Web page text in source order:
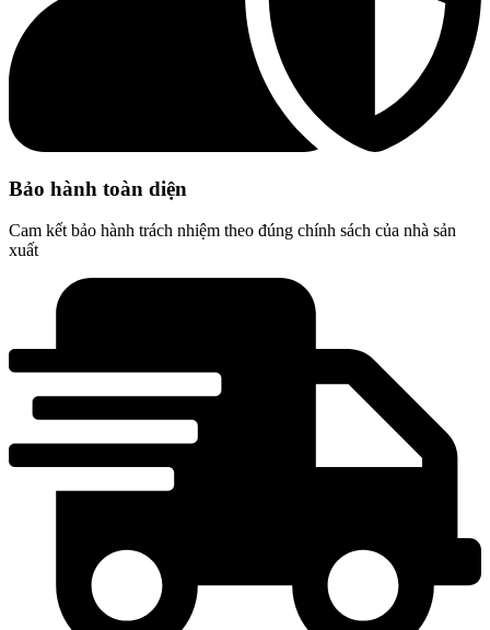
Bảo hành toàn diện
Cam kết bảo hành trách nhiệm theo đúng chính sách của nhà sản
xuất